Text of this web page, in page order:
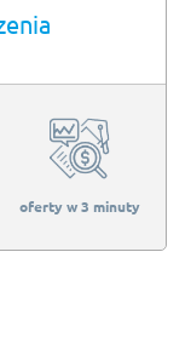
oferty w 3 minuty